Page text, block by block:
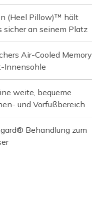
(Heel Pillow)™ hält
sicher an seinem Platz
Air-Cooled Memory
Innensohle
weite, bequeme
und Vorfußbereich
Behandlung zum